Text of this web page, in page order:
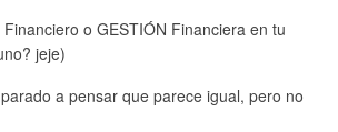
o GESTIÓN Financiera en tu
jeje)
a pensar que parece igual, pero no